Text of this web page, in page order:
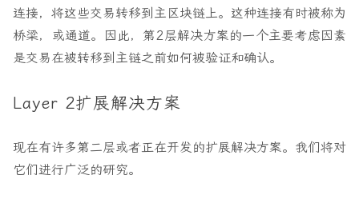
连接，将这些交易转移到主区块链上。这种连接有时被称为
桥梁，或通道。因此，第2层解决方案的一个主要考虑因素
是交易在被转移到主链之前如何被验证和确认。
Layer 2扩展解决方案
现在有许多第二层或者正在开发的扩展解决方案。我们将对
它们进行广泛的研究。